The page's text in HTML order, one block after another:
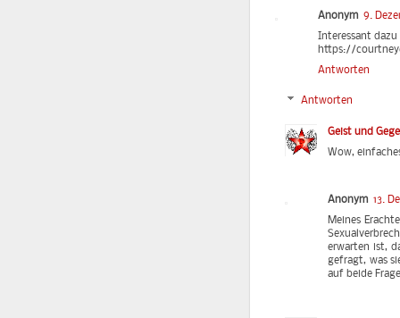
Anonym 9.
Interessant
https://
Antworten
Antworten
Geist und
Wow,
Anonym 13.
Meines
erwarten ist,
gefragt, was
auf beide